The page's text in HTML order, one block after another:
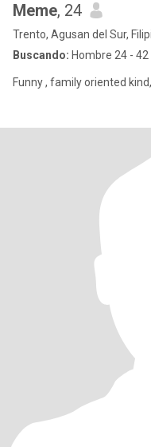
Meme, 24
Trento, Agusan del Sur,
Buscando: Hombre 24 - 42
Funny , family oriented